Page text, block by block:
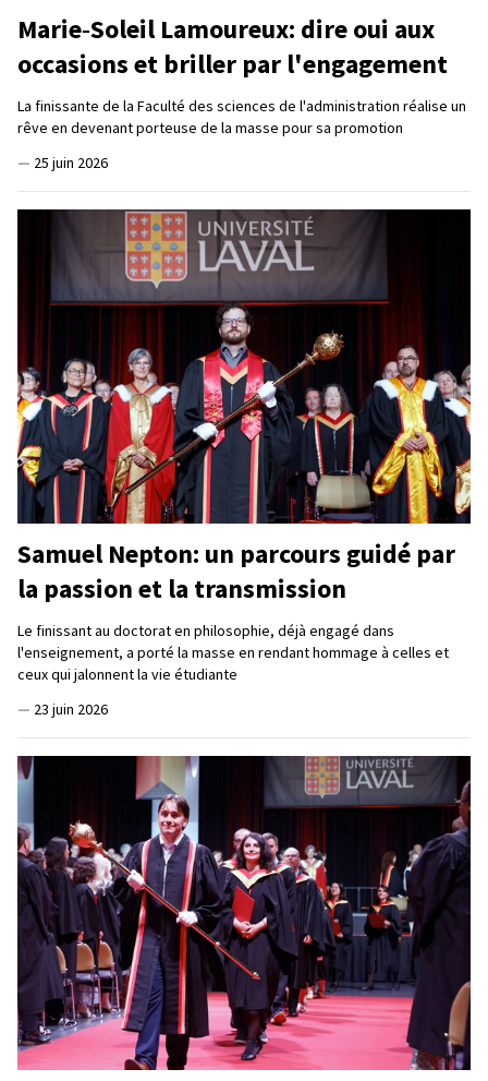
Marie‑Soleil Lamoureux: dire oui aux
occasions et briller par l'engagement
La finissante de la Faculté des sciences de l'administration réalise un
rêve en devenant porteuse de la masse pour sa promotion
— 25 juin 2026
Samuel Nepton: un parcours guidé par
la passion et la transmission
Le finissant au doctorat en philosophie, déjà engagé dans
l'enseignement, a porté la masse en rendant hommage à celles et
ceux qui jalonnent la vie étudiante
— 23 juin 2026